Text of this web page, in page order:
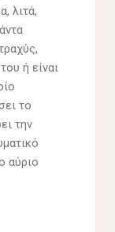
λιτά,
ή είναι
το
την
αύριο